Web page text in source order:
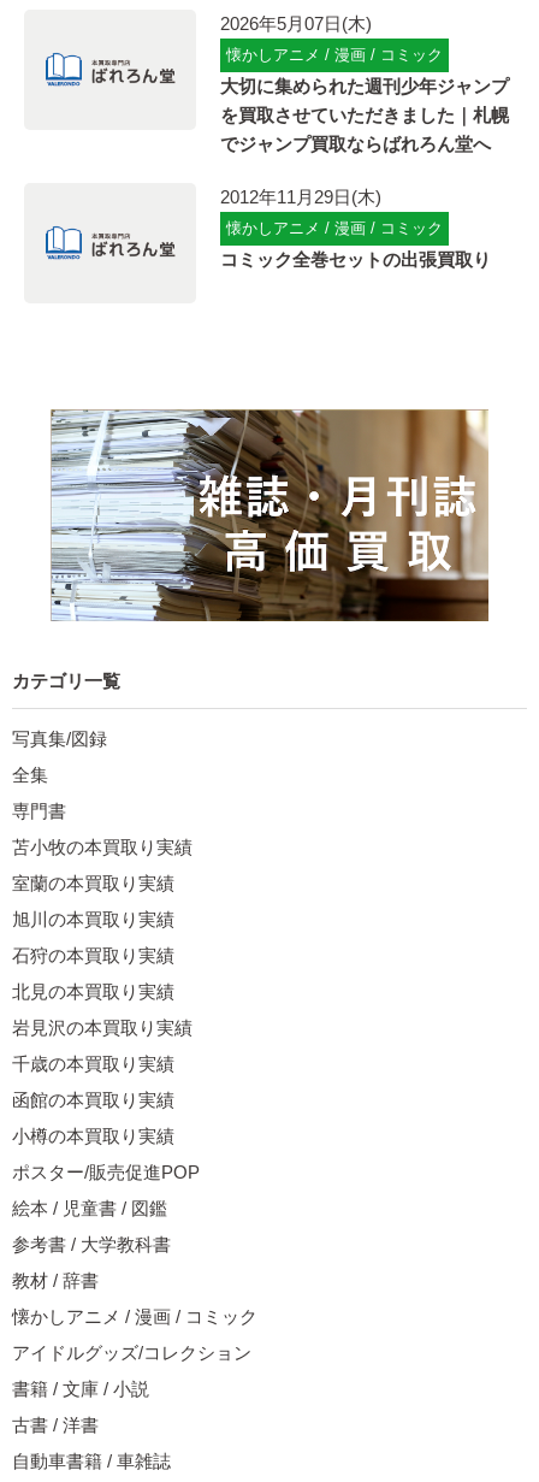
2026年5月07日(木)
懐かしアニメ / 漫画 / コミック
大切に集められた週刊少年ジャンプ
を買取させていただきました｜札幌
でジャンプ買取ならばれろん堂へ
2012年11月29日(木)
懐かしアニメ / 漫画 / コミック
コミック全巻セットの出張買取り
カテゴリ一覧
写真集/図録
全集
専門書
苫小牧の本買取り実績
室蘭の本買取り実績
旭川の本買取り実績
石狩の本買取り実績
北見の本買取り実績
岩見沢の本買取り実績
千歳の本買取り実績
函館の本買取り実績
小樽の本買取り実績
ポスター/販売促進POP
絵本 / 児童書 / 図鑑
参考書 / 大学教科書
教材 / 辞書
懐かしアニメ / 漫画 / コミック
アイドルグッズ/コレクション
書籍 / 文庫 / 小説
古書 / 洋書
自動車書籍 / 車雑誌